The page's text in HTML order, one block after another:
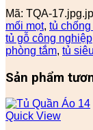
Mã: TQA-
mối mọt, tủ
tủ gỗ công nghiệp
phòng tắm, tủ
Sản phẩm
Quick View